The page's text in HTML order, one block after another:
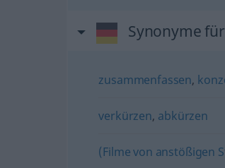
Synonyme
zusammenfassen,
verkürzen, abkürzen
(Filme von anstößigen